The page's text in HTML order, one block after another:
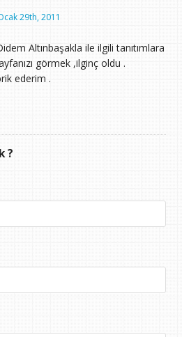
29th, 2011
Altınbaşakla ile ilgili tanıtımlara
görmek ,ilginç oldu .
ederim .
?